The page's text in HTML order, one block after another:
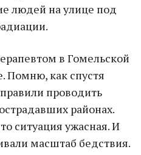
людей на улице под
в Гомельской
Помню, как спустя
проводить
районах.
ситуация ужасная. И
масштаб бедствия.